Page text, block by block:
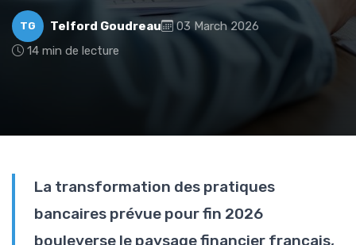
TG Telford Goudreau
03 March 2026
14 min de lecture
La transformation des pratiques
bancaires prévue pour fin 2026
bouleverse le paysage financier français,